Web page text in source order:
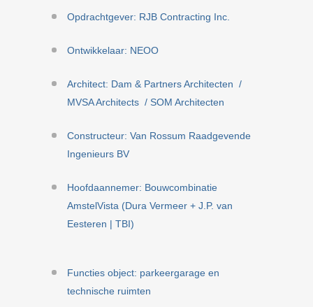
Opdrachtgever: RJB Contracting Inc.
Ontwikkelaar: NEOO
Architect: Dam & Partners Architecten /
MVSA Architects / SOM Architecten
Constructeur: Van Rossum Raadgevende
Ingenieurs BV
Hoofdaannemer: Bouwcombinatie
AmstelVista (Dura Vermeer + J.P. van
Eesteren | TBI)
Functies object: parkeergarage en
technische ruimten